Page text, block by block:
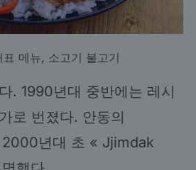
표 메뉴, 소고기 불고기
. 1990년대 중반에는 레시
로 번졌다. 안동의
년대 초 « Jjimdak